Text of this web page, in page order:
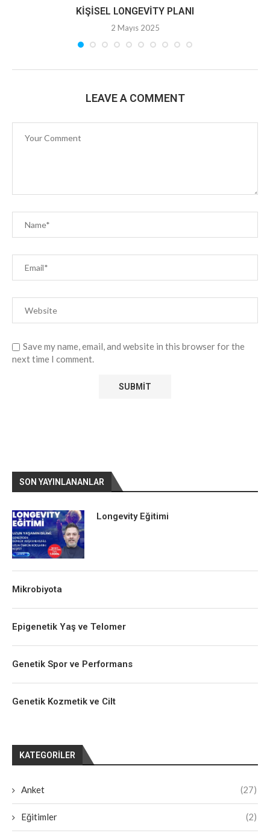
KIŞISEL LONGEVITY PLANI
2 Mayıs 2025
LEAVE A COMMENT
Save my name, email, and website in this browser for the
next time I comment.
KATEGORILER
Anket (27)
Eğitimler (2)
SON YAYINLANANLAR
Longevity Eğitimi
Mikrobiyota
Epigenetik Yaş ve Telomer
Genetik Spor ve Performans
Genetik Kozmetik ve Cilt